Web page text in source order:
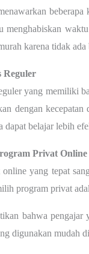
menghabiskan
karena tidak
Reguler
yang memiliki
dengan
dapat belajar lebih
Privat Online
yang tepat
program privat
bahwa
digunakan mudah